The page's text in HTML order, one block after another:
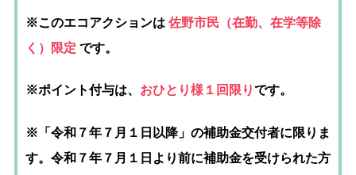
※このエコアクションは 佐野市民（在勤、在学等除
く）限定 です。
※ポイント付与は、 おひとり様１回限りです。
※「令和７年７月１日以降」の補助金交付者に限りま
す。令和７年７月１日より前に補助金を受けられた方